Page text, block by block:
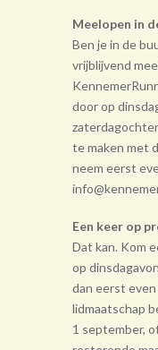
Meelopen in
Ben je in de
vrijblijvend
door op
te maken met
neem eerst
Een keer op
Dat kan. Kom
op
dan eerst
lidmaatschap
1 september,